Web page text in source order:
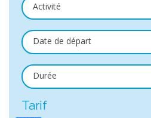
Activité
Date de départ
Durée
Tarif